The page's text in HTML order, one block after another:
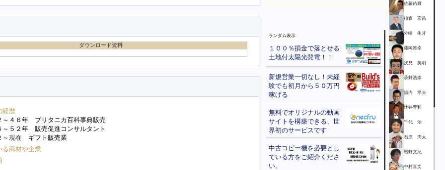
ダウンロード資料
経歴
～４６年 ブリタニカ百科事典販売
～５２年 販売促進コンサルタント
～現在 ギフト販売業
る商材や企業
ランダム表示
１００％損金で落とせる
土地付太陽光発電！！
新規営業一切なし！未経
験でも初月から５０万円
稼げる
無料でオリジナルの動画
サイトを構築できる、世
界初のサービスです
中古コピー機を必要とし
ている方をご紹介くださ
い。
佐藤佑輝
植森 宏昌
外崎 生才
藤岡雅幸
浅見 英明
萩野浩崇
舘内 孝夫
辻井豊和
千代 治
石原 周太
増野文紀
中村喜文